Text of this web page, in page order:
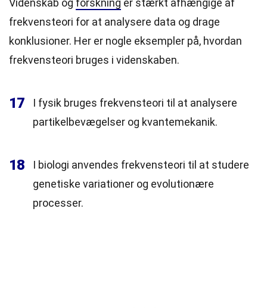
Videnskab og forskning er stærkt afhængige af
frekvensteori for at analysere data og drage
konklusioner. Her er nogle eksempler på, hvordan
frekvensteori bruges i videnskaben.
17
I fysik bruges frekvensteori til at analysere
partikelbevægelser og kvantemekanik.
18
I biologi anvendes frekvensteori til at studere
genetiske variationer og evolutionære
processer.